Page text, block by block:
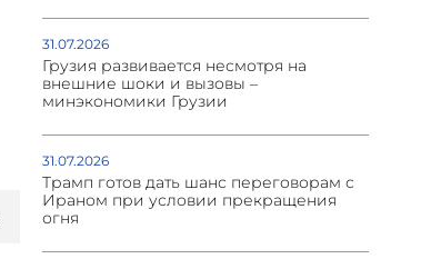
31.07.2026
Грузия развивается несмотря на
внешние шоки и вызовы –
минэкономики Грузии
31.07.2026
Трамп готов дать шанс переговорам с
Ираном при условии прекращения
огня